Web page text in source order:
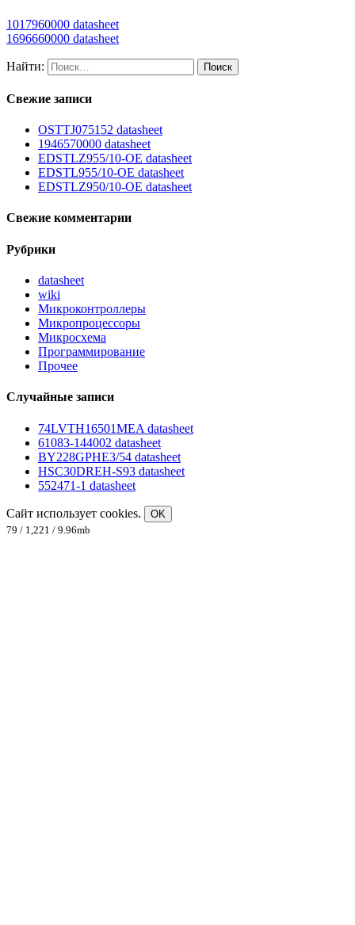
1017960000 datasheet
1696660000 datasheet
Найти:
Свежие записи
OSTTJ075152 datasheet
1946570000 datasheet
EDSTLZ955/10-OE datasheet
EDSTL955/10-OE datasheet
EDSTLZ950/10-OE datasheet
Свежие комментарии
Рубрики
datasheet
wiki
Микроконтроллеры
Микропроцессоры
Микросхема
Программирование
Прочее
Случайные записи
74LVTH16501MEA datasheet
61083-144002 datasheet
BY228GPHE3/54 datasheet
HSC30DREH-S93 datasheet
552471-1 datasheet
Сайт использует cookies.
OK
79 / 1,221 / 9.96mb